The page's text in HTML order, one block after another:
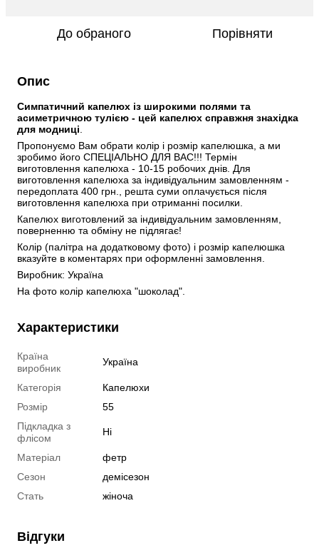
До обраного Порівняти
Опис
Симпатичний капелюх із широкими полями та
асиметричною тулією - цей капелюх справжня знахідка
для модниці.
Пропонуємо Вам обрати колір і розмір капелюшка, а ми
зробимо його СПЕЦІАЛЬНО ДЛЯ ВАС!!! Термін
виготовлення капелюха - 10-15 робочих днів. Для
виготовлення капелюха за індивідуальним замовленням -
передоплата 400 грн., решта суми оплачується після
виготовлення капелюха при отриманні посилки.
Капелюх виготовлений за індивідуальним замовленням,
поверненню та обміну не підлягає!
Колір (палітра на додатковому фото) і розмір капелюшка
вказуйте в коментарях при оформленні замовлення.
Виробник: Україна
На фото колір капелюха "шоколад".
Характеристики
Країна
виробник
Україна
Категорія
Капелюхи
Розмір
55
Підкладка з
флісом
Ні
Матеріал
фетр
Сезон
демісезон
Стать
жіноча
Відгуки